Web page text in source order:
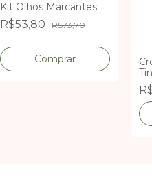
Kit Olhos Marcantes
R$53,80 R$73,70